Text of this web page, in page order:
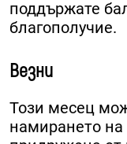
поддържате
благополучие.
Везни
Този месец
намирането на